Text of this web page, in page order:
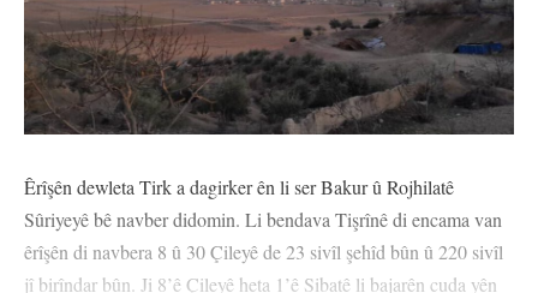
Êrîşên dewleta Tirk a dagirker ên li ser Bakur û Rojhilatê
Sûriyeyê bê navber didomin. Li bendava Tişrînê di encama van
êrîşên di navbera 8 û 30 Çileyê de 23 sivîl şehîd bûn û 220 sivîl
jî birîndar bûn. Ji 8’ê Çileyê heta 1’ê Sibatê li bajarên cuda yên